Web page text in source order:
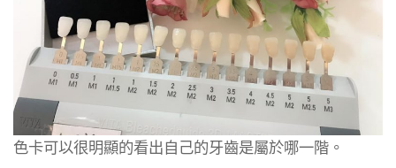
色卡可以很明顯的看出自己的牙齒是屬於哪一階。